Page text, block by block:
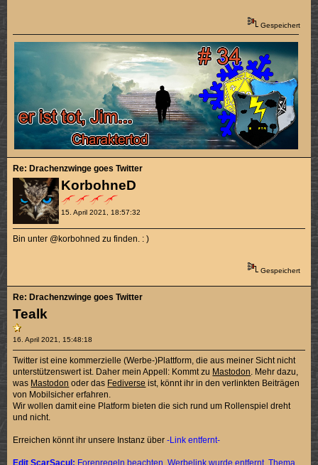
Gespeichert
KorbohneD
15. April 2021, 18:57:32
Re: Drachenzwinge goes Twitter
Bin unter @korbohned zu finden. : )
Gespeichert
Tealk
16. April 2021, 15:48:18
Re: Drachenzwinge goes Twitter
Twitter ist eine kommerzielle (Werbe-)Plattform, die aus meiner Sicht nicht
unterstützenswert ist. Daher mein Appell: Kommt zu Mastodon. Mehr dazu,
was Mastodon oder das Fediverse ist, könnt ihr in den verlinkten Beiträgen
von Mobilsicher erfahren.
Wir wollen damit eine Platform bieten die sich rund um Rollenspiel dreht
und nicht.
Erreichen könnt ihr unsere Instanz über-Link entfernt-
Edit ScarSacul: Forenregeln beachten. Werbelink wurde entfernt. Thema